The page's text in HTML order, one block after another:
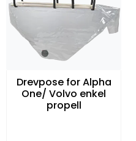
Drevpose for Alpha
One/ Volvo enkel
propell